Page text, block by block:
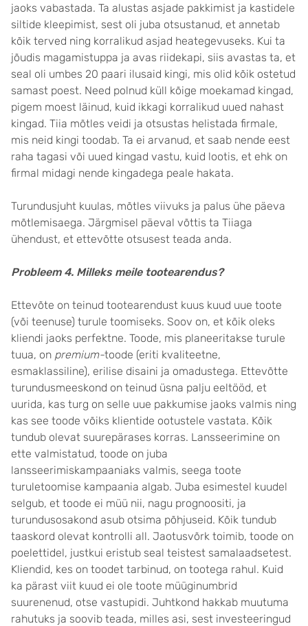
jaoks vabastada. Ta alustas asjade pakkimist ja kastidele
siltide kleepimist, sest oli juba otsustanud, et annetab
kõik terved ning korralikud asjad heategevuseks. Kui ta
jõudis magamistuppa ja avas riidekapi, siis avastas ta, et
seal oli umbes 20 paari ilusaid kingi, mis olid kõik ostetud
samast poest. Need polnud küll kõige moekamad kingad,
pigem moest läinud, kuid ikkagi korralikud uued nahast
kingad. Tiia mõtles veidi ja otsustas helistada firmale,
mis neid kingi toodab. Ta ei arvanud, et saab nende eest
raha tagasi või uued kingad vastu, kuid lootis, et ehk on
firmal midagi nende kingadega peale hakata.
Turundusjuht kuulas, mõtles viivuks ja palus ühe päeva
mõtlemisaega. Järgmisel päeval võttis ta Tiiaga
ühendust, et ettevõtte otsusest teada anda.
Probleem 4. Milleks meile tootearendus?
Ettevõte on teinud tootearendust kuus kuud uue toote
(või teenuse) turule toomiseks. Soov on, et kõik oleks
kliendi jaoks perfektne. Toode, mis planeeritakse turule
tuua, on premium-toode (eriti kvaliteetne,
esmaklassiline), erilise disaini ja omadustega. Ettevõtte
turundusmeeskond on teinud üsna palju eeltööd, et
uurida, kas turg on selle uue pakkumise jaoks valmis ning
kas see toode võiks klientide ootustele vastata. Kõik
tundub olevat suurepärases korras. Lansseerimine on
ette valmistatud, toode on juba
lansseerimiskampaaniaks valmis, seega toote
turuletoomise kampaania algab. Juba esimestel kuudel
selgub, et toode ei müü nii, nagu prognoositi, ja
turundusosakond asub otsima põhjuseid. Kõik tundub
taaskord olevat kontrolli all. Jaotusvõrk toimib, toode on
poelettidel, justkui eristub seal teistest samalaadsetest.
Kliendid, kes on toodet tarbinud, on tootega rahul. Kuid
ka pärast viit kuud ei ole toote müüginumbrid
suurenenud, otse vastupidi. Juhtkond hakkab muutuma
rahutuks ja soovib teada, milles asi, sest investeeringud